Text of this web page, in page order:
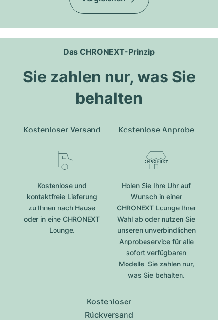
Das CHRONEXT-Prinzip
Sie zahlen nur, was Sie
behalten
Kostenloser Versand
Kostenlose und
kontaktfreie Lieferung
zu Ihnen nach Hause
oder in eine CHRONEXT
Lounge.
Kostenlose Anprobe
Holen Sie Ihre Uhr auf
Wunsch in einer
CHRONEXT Lounge Ihrer
Wahl ab oder nutzen Sie
unseren unverbindlichen
Anprobeservice für alle
sofort verfügbaren
Modelle. Sie zahlen nur,
was Sie behalten.
Kostenloser
Rückversand